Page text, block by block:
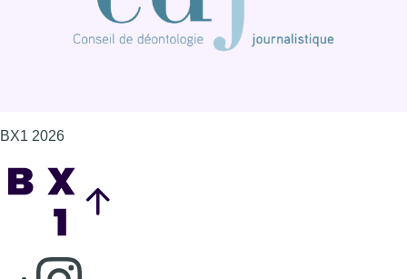
BX1 2026
Consulter page Instagram